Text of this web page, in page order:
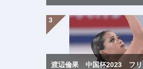
渡辺倫果 中国杯2023 フ